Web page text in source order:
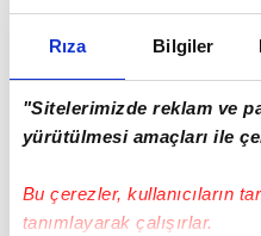
Rıza Bilgiler
"Sitelerimizde reklam ve
yürütülmesi amaçları ile
Bu çerezler, kullanıcıların
tanımlayarak çalışırlar.